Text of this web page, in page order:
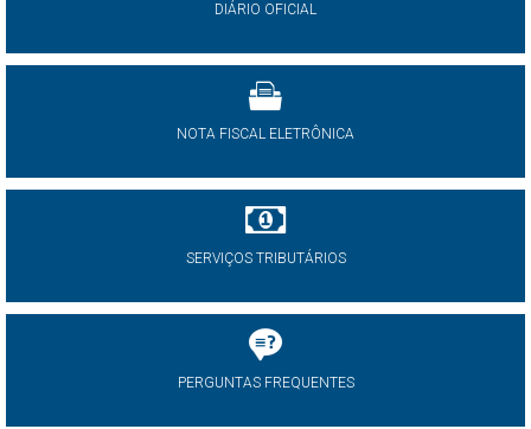
DIÁRIO OFICIAL
NOTA FISCAL ELETRÔNICA
SERVIÇOS TRIBUTÁRIOS
PERGUNTAS FREQUENTES